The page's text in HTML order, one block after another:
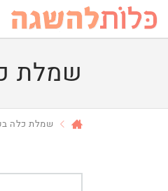
שמלת
שמלת כלה